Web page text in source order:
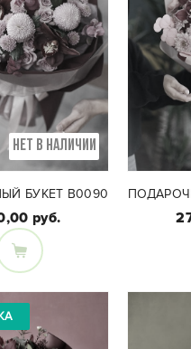
НЕТ В НАЛИЧИИ
букета:
кустовая
кустовая
эвкалипт
БУКЕТ B0090
руб.